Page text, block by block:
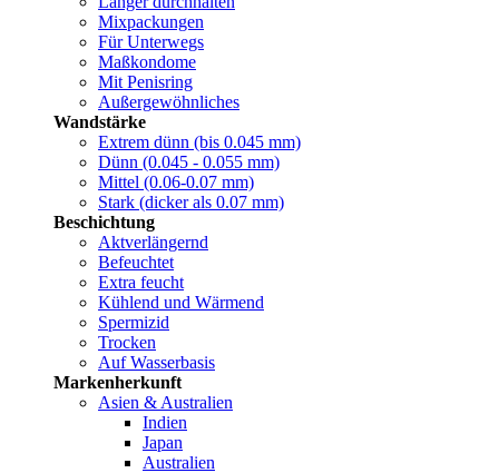
Mixpackungen
Für Unterwegs
Maßkondome
Mit Penisring
Außergewöhnliches
Wandstärke
Extrem dünn (bis 0.045 mm)
Dünn (0.045 - 0.055 mm)
Mittel (0.06-0.07 mm)
Stark (dicker als 0.07 mm)
Beschichtung
Aktverlängernd
Befeuchtet
Extra feucht
Kühlend und Wärmend
Spermizid
Trocken
Auf Wasserbasis
Markenherkunft
Asien & Australien
Indien
Japan
Australien